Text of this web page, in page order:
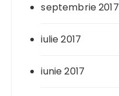
septembrie 2017
iulie 2017
iunie 2017